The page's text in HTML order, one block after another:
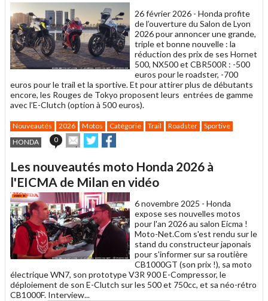
26 février 2026 - Honda profite
de l’ouverture du Salon de Lyon
2026 pour annoncer une grande,
triple et bonne nouvelle : la
réduction des prix de ses Hornet
500, NX500 et CBR500R : -500
euros pour le roadster, -700
euros pour le trail et la sportive. Et pour attirer plus de débutants
encore, les Rouges de Tokyo proposent leurs entrées de gamme
avec l’E-Clutch (option à 500 euros).
Nouveautés 2026 Motos Catégorie Trail Roadster
Sportive
HONDA
0
Envoyer
cet
à
un
ami
Partager
sur sur
Les nouveautés moto Honda 2026 à
l'EICMA de Milan en vidéo
6 novembre 2025 - Honda
expose ses nouvelles motos
pour l'an 2026 au salon Eicma !
Moto-Net.Com s'est rendu sur le
stand du constructeur japonais
pour s'informer sur sa routière
CB1000GT (son prix !), sa moto
électrique WN7, son prototype V3R 900 E-Compressor, le
déploiement de son E-Clutch sur les 500 et 750cc, et sa néo-rétro
CB1000F. Interview...